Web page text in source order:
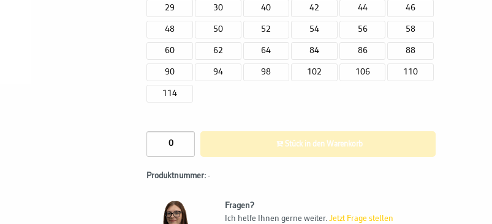
29 30 40 42 44 46
48 50 52 54 56 58
60 62 64 84 86 88
90 94 98 102 106 110
114
Stück in den Warenkorb
Produktnummer: -
Fragen?
Ich helfe Ihnen gerne weiter.Jetzt Frage stellen